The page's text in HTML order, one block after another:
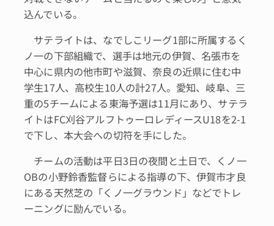
込んでいる。
サテライトは、なでしこリーグ1部に所属するく
ノ一の下部組織で、選手は地元の伊賀、名張市を
中心に県内の他市町や滋賀、奈良の近県に住む中
学生17人、高校生10人の計27人。愛知、岐阜、三
重の5チームによる東海予選は11月にあり、サテラ
イトはFC刈谷アルフトゥーロレディースU18を2-1
で下し、本大会への切符を手にした。
チームの活動は平日3日の夜間と土日で、くノ一
OBの小野鈴香監督らによる指導の下、伊賀市才良
にある天然芝の「くノ一グラウンド」などでトレ
ーニングに励んでいる。